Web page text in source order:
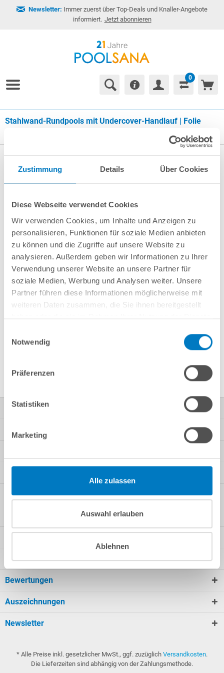
Zustimmung Details Über Cookies
Diese Webseite verwendet Cookies
Wir verwenden Cookies, um Inhalte und Anzeigen zu
personalisieren, Funktionen für soziale Medien anbieten
zu können und die Zugriffe auf unsere Website zu
analysieren. Außerdem geben wir Informationen zu Ihrer
Verwendung unserer Website an unsere Partner für
soziale Medien, Werbung und Analysen weiter. Unsere
Partner führen diese Informationen möglicherweise mit
weiteren Daten zusammen, die Sie ihnen bereitgestellt
Notwendig
Präferenzen
Statistiken
Marketing
Alle zulassen
Auswahl erlauben
Ablehnen
Newsletter: Immer zuerst über Top-Deals und Knaller-Angebote
informiert. Jetzt abonnieren
0
Stahlwand-Rundpools mit Undercover-Handlauf | Folie
3,50 x 1,20  m 4,50 x 1,35  m
Kontakt
Unsere Angebote
Sie finden uns auch bei
Bewertungen
Auszeichnungen
Newsletter
* Alle Preise inkl. gesetzlicher MwSt., ggf. zuzüglich Versandkosten.
Die Lieferzeiten sind abhängig von der Zahlungsmethode.